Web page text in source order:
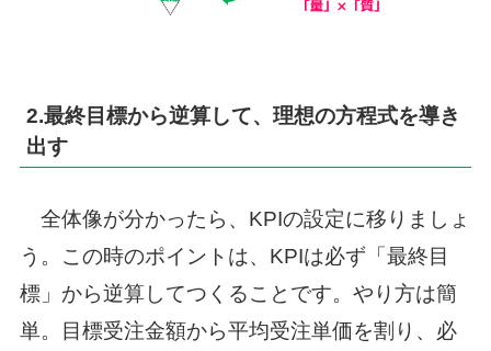
2.最終目標から逆算して、理想の方程式を導き
出す
全体像が分かったら、KPIの設定に移りましょ
う。この時のポイントは、KPIは必ず「最終目
標」から逆算してつくることです。やり方は簡
単。目標受注金額から平均受注単価を割り、必